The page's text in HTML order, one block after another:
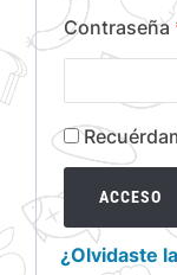
Contraseña
ACCESO
¿Olvidaste